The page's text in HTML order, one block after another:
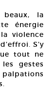
beaux, la
énergie
violence
S’y
tout ne
gestes